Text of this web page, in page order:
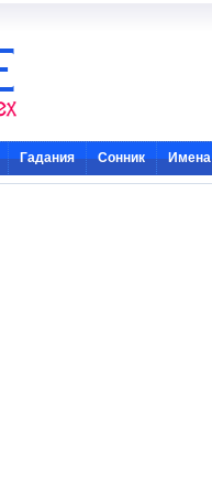
Гадания Сонник Имена